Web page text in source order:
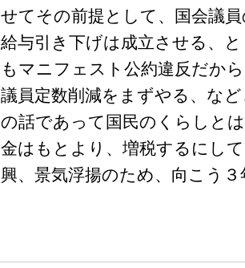
せてその前提として、国会議
給与引き下げは成立させる、
もマニフェスト公約違反だか
議員定数削減をまずやる、な
の話であって国民のくらしと
金はもとより、増税するにし
興、景気浮揚のため、向こう